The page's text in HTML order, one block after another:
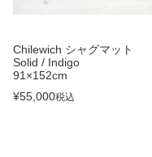
Chilewich シャグマット
Solid / Indigo
91×152cm
¥55,000税込